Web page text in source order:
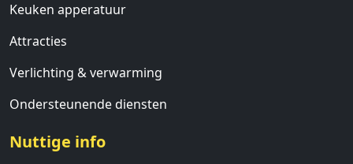
Keuken apperatuur
Attracties
Verlichting & verwarming
Ondersteunende diensten
Nuttige info